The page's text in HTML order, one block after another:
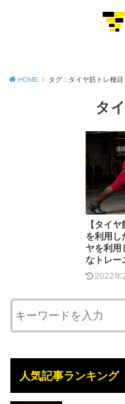
HOME タグ : タイヤ筋トレ種目
タ
【タイ
を利用し
ヤを利用
なトレー
2022年
人気記事ランキング